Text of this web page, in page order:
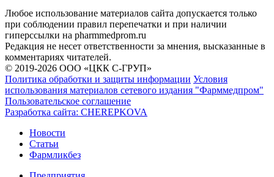
Любое использование материалов сайта допускается только
при соблюдении правил перепечатки и при наличии
гиперссылки на pharmmedprom.ru
Редакция не несет ответственности за мнения, высказанные в
комментариях читателей.
© 2019-2026 ООО «ЦКК С-ГРУП»
Политика обработки и защиты информации Условия
использования материалов сетевого издания "Фарммедпром"
Пользовательское соглашение
Разработка сайта: CHEREPKOVA
Новости
Статьи
Фармликбез